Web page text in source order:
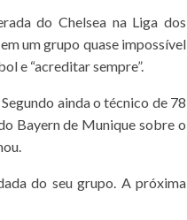
do Chelsea na Liga dos
um grupo quase impossível
e “acreditar sempre”.
ainda o técnico de 78
Bayern de Munique sobre o
do seu grupo. A próxima